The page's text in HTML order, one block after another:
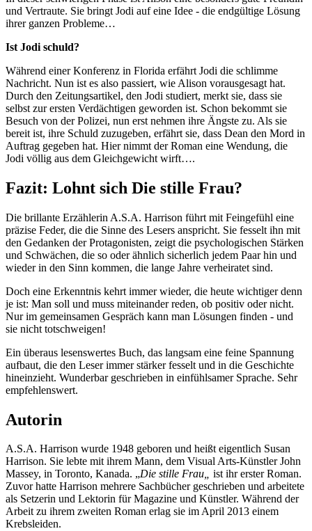
und Vertraute. Sie bringt Jodi auf eine Idee - die endgültige Lösung
ihrer ganzen Probleme…
Ist Jodi schuld?
Während einer Konferenz in Florida erfährt Jodi die schlimme
Nachricht. Nun ist es also passiert, wie Alison vorausgesagt hat.
Durch den Zeitungsartikel, den Jodi studiert, merkt sie, dass sie
selbst zur ersten Verdächtigen geworden ist. Schon bekommt sie
Besuch von der Polizei, nun erst nehmen ihre Ängste zu. Als sie
bereit ist, ihre Schuld zuzugeben, erfährt sie, dass Dean den Mord in
Auftrag gegeben hat. Hier nimmt der Roman eine Wendung, die
Jodi völlig aus dem Gleichgewicht wirft….
Fazit: Lohnt sich Die stille Frau?
Die brillante Erzählerin A.S.A. Harrison führt mit Feingefühl eine
präzise Feder, die die Sinne des Lesers anspricht. Sie fesselt ihn mit
den Gedanken der Protagonisten, zeigt die psychologischen Stärken
und Schwächen, die so oder ähnlich sicherlich jedem Paar hin und
wieder in den Sinn kommen, die lange Jahre verheiratet sind.
Doch eine Erkenntnis kehrt immer wieder, die heute wichtiger denn
je ist: Man soll und muss miteinander reden, ob positiv oder nicht.
Nur im gemeinsamen Gespräch kann man Lösungen finden - und
sie nicht totschweigen!
Ein überaus lesenswertes Buch, das langsam eine feine Spannung
aufbaut, die den Leser immer stärker fesselt und in die Geschichte
hineinzieht. Wunderbar geschrieben in einfühlsamer Sprache. Sehr
empfehlenswert.
Autorin
A.S.A. Harrison wurde 1948 geboren und heißt eigentlich Susan
Harrison. Sie lebte mit ihrem Mann, dem Visual Arts-Künstler John
Massey, in Toronto, Kanada. „Die stille Frau„ ist ihr erster Roman.
Zuvor hatte Harrison mehrere Sachbücher geschrieben und arbeitete
als Setzerin und Lektorin für Magazine und Künstler. Während der
Arbeit zu ihrem zweiten Roman erlag sie im April 2013 einem
Krebsleiden.